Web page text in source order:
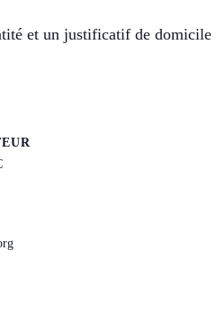
et un justificatif de domicile